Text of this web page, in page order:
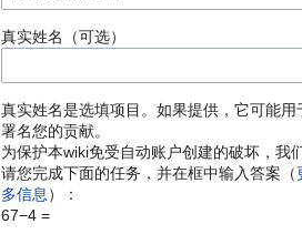
真实姓名（可选）
真实姓名是选填项目。如果提供，它可能用
署名您的贡献。
为保护本wiki免受自动账户创建的破坏，我
请您完成下面的任务，并在框中输入答案（
多信息）：
67−4 =